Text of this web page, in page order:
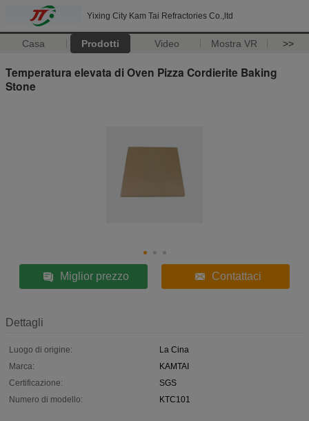
Yixing City Kam Tai Refractories Co.,ltd
Casa Prodotti Video Mostra VR >>
Temperatura elevata di Oven Pizza Cordierite Baking
Stone
Miglior prezzo Contattaci
Dettagli
Luogo di origine:
La Cina
Marca:
KAMTAI
Certificazione:
SGS
Numero di modello:
KTC101